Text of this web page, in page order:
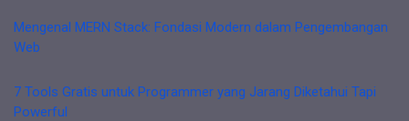
Mengenal MERN Stack: Fondasi Modern dalam Pengembangan
Web
7 Tools Gratis untuk Programmer yang Jarang Diketahui Tapi
Powerful